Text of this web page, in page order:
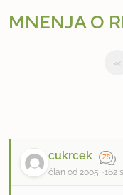
MNENJA O
«
cukrcek
član od 2005 162